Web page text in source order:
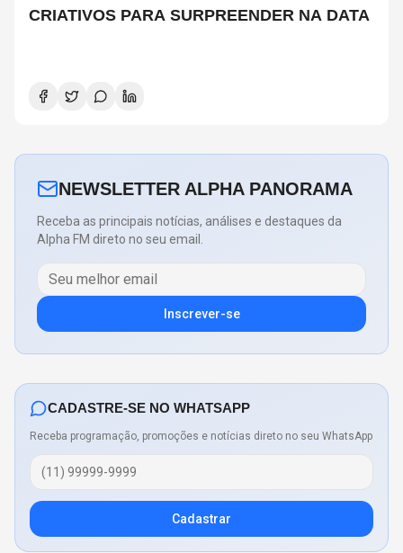
CRIATIVOS PARA SURPREENDER NA DATA
NEWSLETTER ALPHA PANORAMA
Receba as principais notícias, análises e destaques da
Alpha FM direto no seu email.
Inscrever-se
CADASTRE-SE NO WHATSAPP
Receba programação, promoções e notícias direto no seu WhatsApp
Cadastrar